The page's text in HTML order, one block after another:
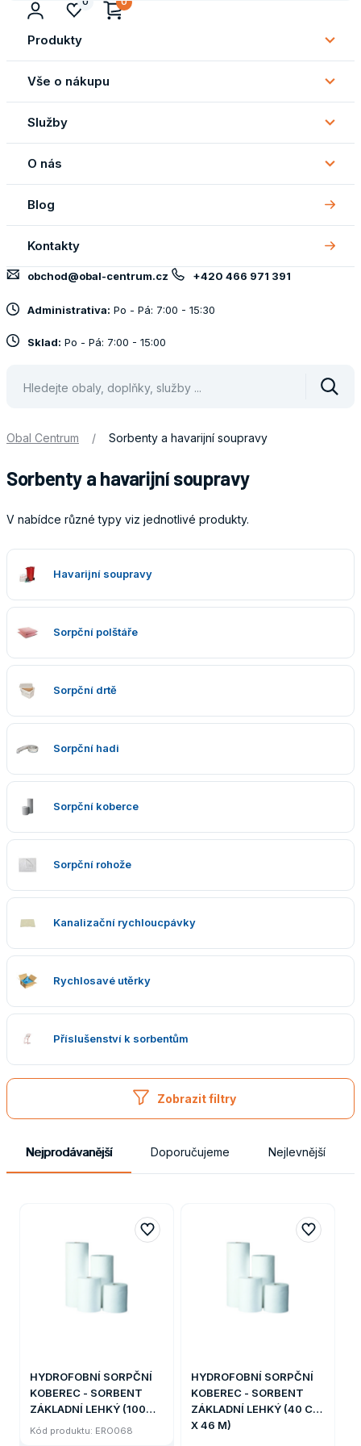
Produkty
Vše o nákupu
Služby
O nás
O
Blog
Kontakty
obchod@obal-centrum.cz +420 466 971 391
Administrativa: Po - Pá: 7:00 - 15:30
Sklad: Po - Pá: 7:00 - 15:00
Obal Centrum / Sorbenty a havarijní soupravy
Sorbenty a havarijní soupravy
V nabídce různé typy viz jednotlivé produkty.
Obaly
Havarijní soupravy
Sorpční polštáře
Sorpční drtě
Sorpční hadi
Sorpční koberce
Sorpční rohože
Kanalizační rychloucpávky
Rychlosavé utěrky
Příslušenství k sorbentům
Zobrazit filtry
Nejprodávanější Doporučujeme Nejlevnější
HYDROFOBNÍ SORPČNÍ
KOBEREC - SORBENT
ZÁKLADNÍ LEHKÝ (100
cm x 46 m)
Kód produktu: ERO068
HYDROFOBNÍ SORPČNÍ
KOBEREC - SORBENT
ZÁKLADNÍ LEHKÝ (40 CM
X 46 M)